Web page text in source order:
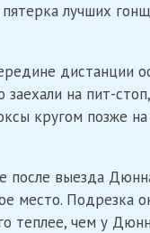
лучших
дистанции
на пит-
кругом позже
выезда
место. Подрезка
теплее, чем у